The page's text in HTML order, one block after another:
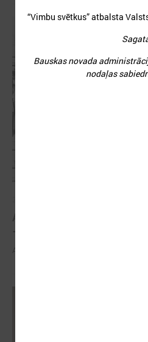
“Vimbu svētkus” atbalsta
Bauskas novada
nodaļas